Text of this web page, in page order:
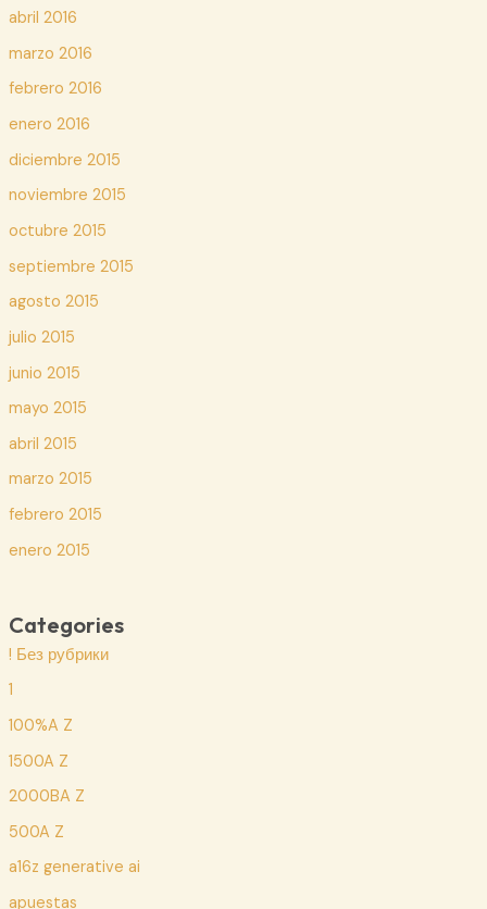
abril 2016
marzo 2016
febrero 2016
enero 2016
diciembre 2015
noviembre 2015
octubre 2015
septiembre 2015
agosto 2015
julio 2015
junio 2015
mayo 2015
abril 2015
marzo 2015
febrero 2015
enero 2015
Categories
! Без рубрики
1
100%A Z
1500A Z
2000BA Z
500A Z
a16z generative ai
apuestas